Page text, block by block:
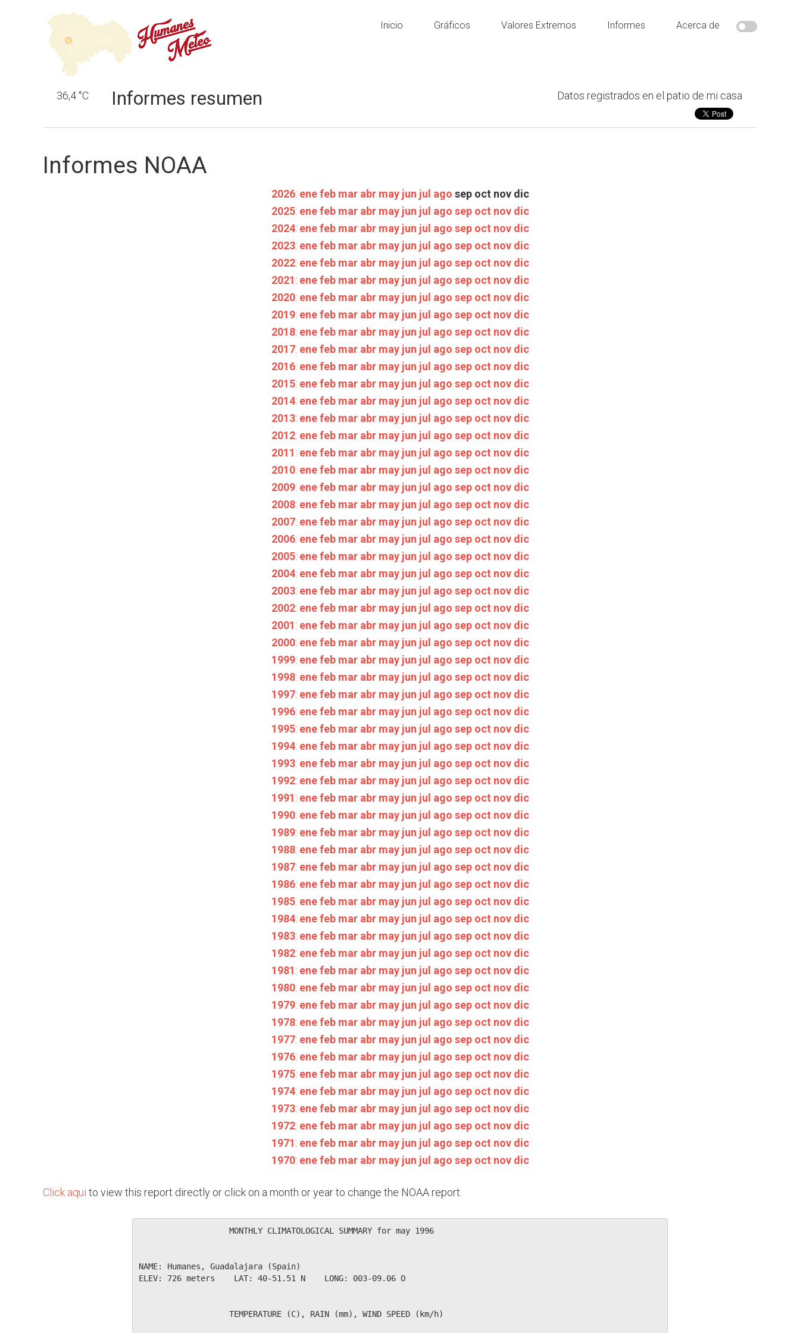
Inicio Gráficos Valores Extremos Informes Acerca de
36,4 °C Informes resumen Datos registrados en el patio de mi casa
Informes NOAA
2026: ene feb mar abr may jun jul ago sep oct nov dic
2025: ene feb mar abr may jun jul ago sep oct nov dic
2024: ene feb mar abr may jun jul ago sep oct nov dic
2023: ene feb mar abr may jun jul ago sep oct nov dic
2022: ene feb mar abr may jun jul ago sep oct nov dic
2021: ene feb mar abr may jun jul ago sep oct nov dic
2020: ene feb mar abr may jun jul ago sep oct nov dic
2019: ene feb mar abr may jun jul ago sep oct nov dic
2018: ene feb mar abr may jun jul ago sep oct nov dic
2017: ene feb mar abr may jun jul ago sep oct nov dic
2016: ene feb mar abr may jun jul ago sep oct nov dic
2015: ene feb mar abr may jun jul ago sep oct nov dic
2014: ene feb mar abr may jun jul ago sep oct nov dic
2013: ene feb mar abr may jun jul ago sep oct nov dic
2012: ene feb mar abr may jun jul ago sep oct nov dic
2011: ene feb mar abr may jun jul ago sep oct nov dic
2010: ene feb mar abr may jun jul ago sep oct nov dic
2009: ene feb mar abr may jun jul ago sep oct nov dic
2008: ene feb mar abr may jun jul ago sep oct nov dic
2007: ene feb mar abr may jun jul ago sep oct nov dic
2006: ene feb mar abr may jun jul ago sep oct nov dic
2005: ene feb mar abr may jun jul ago sep oct nov dic
2004: ene feb mar abr may jun jul ago sep oct nov dic
2003: ene feb mar abr may jun jul ago sep oct nov dic
2002: ene feb mar abr may jun jul ago sep oct nov dic
2001: ene feb mar abr may jun jul ago sep oct nov dic
2000: ene feb mar abr may jun jul ago sep oct nov dic
1999: ene feb mar abr may jun jul ago sep oct nov dic
1998: ene feb mar abr may jun jul ago sep oct nov dic
1997: ene feb mar abr may jun jul ago sep oct nov dic
1996: ene feb mar abr may jun jul ago sep oct nov dic
1995: ene feb mar abr may jun jul ago sep oct nov dic
1994: ene feb mar abr may jun jul ago sep oct nov dic
1993: ene feb mar abr may jun jul ago sep oct nov dic
1992: ene feb mar abr may jun jul ago sep oct nov dic
1991: ene feb mar abr may jun jul ago sep oct nov dic
1990: ene feb mar abr may jun jul ago sep oct nov dic
1989: ene feb mar abr may jun jul ago sep oct nov dic
1988: ene feb mar abr may jun jul ago sep oct nov dic
1987: ene feb mar abr may jun jul ago sep oct nov dic
1986: ene feb mar abr may jun jul ago sep oct nov dic
1985: ene feb mar abr may jun jul ago sep oct nov dic
1984: ene feb mar abr may jun jul ago sep oct nov dic
1983: ene feb mar abr may jun jul ago sep oct nov dic
1982: ene feb mar abr may jun jul ago sep oct nov dic
1981: ene feb mar abr may jun jul ago sep oct nov dic
1980: ene feb mar abr may jun jul ago sep oct nov dic
1979: ene feb mar abr may jun jul ago sep oct nov dic
1978: ene feb mar abr may jun jul ago sep oct nov dic
1977: ene feb mar abr may jun jul ago sep oct nov dic
1976: ene feb mar abr may jun jul ago sep oct nov dic
1975: ene feb mar abr may jun jul ago sep oct nov dic
1974: ene feb mar abr may jun jul ago sep oct nov dic
1973: ene feb mar abr may jun jul ago sep oct nov dic
1972: ene feb mar abr may jun jul ago sep oct nov dic
1971: ene feb mar abr may jun jul ago sep oct nov dic
1970: ene feb mar abr may jun jul ago sep oct nov dic
Click aqui to view this report directly or click on a month or year to change the NOAA report.
                   MONTHLY CLIMATOLOGICAL SUMMARY for may 1996
NAME: Humanes, Guadalajara (Spain)
ELEV: 726 meters    LAT: 40-51.51 N    LONG: 003-09.06 O
                   TEMPERATURE (C), RAIN (mm), WIND SPEED (km/h)